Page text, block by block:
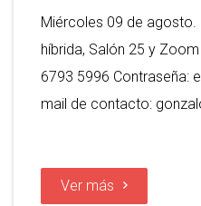
Miércoles 09 de agosto.
híbrida, Salón 25 y
6793 5996 Contraseña:
mail de contacto:
Ver más